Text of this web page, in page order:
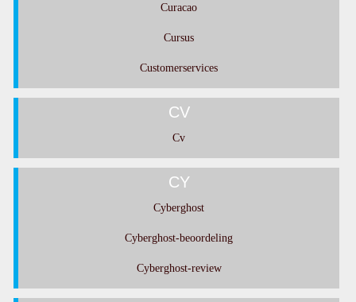
Curacao
Cursus
Customerservices
CV
Cv
CY
Cyberghost
Cyberghost-beoordeling
Cyberghost-review